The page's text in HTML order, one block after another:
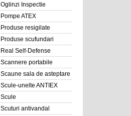
Oglinzi Inspectie
Pompe ATEX
Produse resigilate
Produse scufundari
Real Self-Defense
Scannere portabile
Scaune sala de asteptare
Scule-unelte ANTIEX
Scule
Scuturi antivandal